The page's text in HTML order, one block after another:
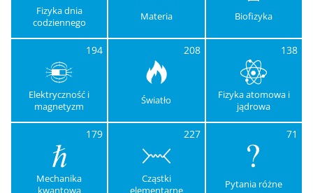
Fizyka dnia
codziennego
Materia Biofizyka
194
Elektryczność i
magnetyzm
208
Światło
138
Fizyka atomowa i
jądrowa
179
Mechanika
kwantowa
227
Cząstki
elementarne
71
Pytania różne